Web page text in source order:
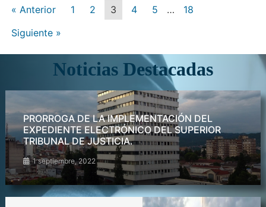
« Anterior 1 2 3 4 5 …
18
Siguiente »
Noticias Destacadas
PRORROGA DE LA IMPLEMENTACIÓN DEL
EXPEDIENTE ELECTRÓNICO DEL SUPERIOR
TRIBUNAL DE JUSTICIA.
1 septiembre, 2022